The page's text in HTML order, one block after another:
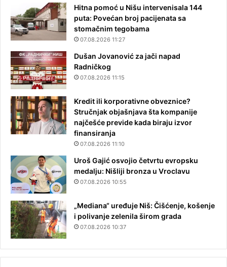
Hitna pomoć u Nišu intervenisala 144
puta: Povećan broj pacijenata sa
stomačnim tegobama
07.08.2026 11:27
Dušan Jovanović za jači napad
Radničkog
07.08.2026 11:15
Kredit ili korporativne obveznice?
Stručnjak objašnjava šta kompanije
najčešće previde kada biraju izvor
finansiranja
07.08.2026 11:10
Uroš Gajić osvojio četvrtu evropsku
medalju: Nišliji bronza u Vroclavu
07.08.2026 10:55
„Mediana“ uređuje Niš: Čišćenje, košenje
i polivanje zelenila širom grada
07.08.2026 10:37